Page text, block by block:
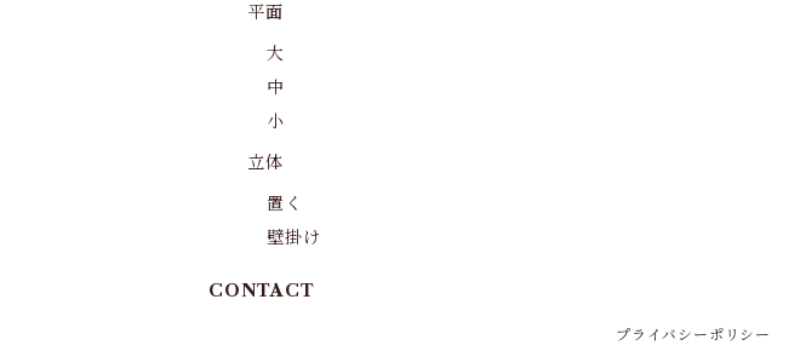
平面
大
中
小
立体
置く
壁掛け
CONTACT
プライバシーポリシー